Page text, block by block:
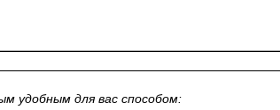
удобным для вас способом: